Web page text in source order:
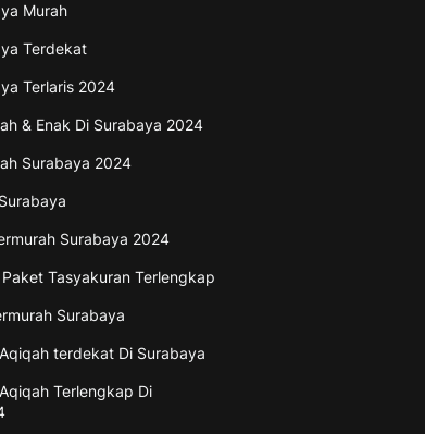
Murah
Terdekat
Terlaris 2024
& Enak Di Surabaya 2024
Surabaya 2024
Surabaya 2024
Tasyakuran Terlengkap
Surabaya
terdekat Di Surabaya
Terlengkap Di